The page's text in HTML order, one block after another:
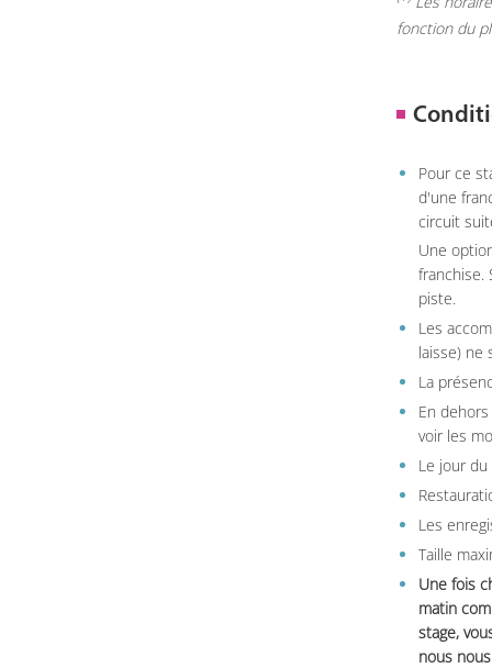
fonction du
Pour ce
d'une
circuit
Une
franchise.
piste.
Les
laisse) ne
La
En
voir les
Le jour
Les
Taille
Une fois
matin
stage,
nous